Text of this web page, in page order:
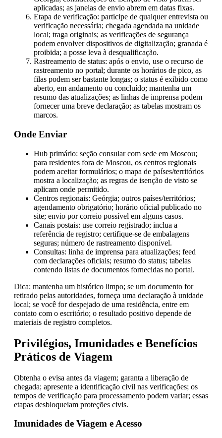
aplicadas; as janelas de envio abrem em datas fixas.
Etapa de verificação: participe de qualquer entrevista ou
verificação necessária; chegada agendada na unidade
local; traga originais; as verificações de segurança
podem envolver dispositivos de digitalização; granada é
proibida; a posse leva à desqualificação.
Rastreamento de status: após o envio, use o recurso de
rastreamento no portal; durante os horários de pico, as
filas podem ser bastante longas; o status é exibido como
aberto, em andamento ou concluído; mantenha um
resumo das atualizações; as linhas de imprensa podem
fornecer uma breve declaração; as tabelas mostram os
marcos.
Onde Enviar
Hub primário: seção consular com sede em Moscou;
para residentes fora de Moscou, os centros regionais
podem aceitar formulários; o mapa de países/territórios
mostra a localização; as regras de isenção de visto se
aplicam onde permitido.
Centros regionais: Geórgia; outros países/territórios;
agendamento obrigatório; horário oficial publicado no
site; envio por correio possível em alguns casos.
Canais postais: use correio registrado; inclua a
referência de registro; certifique-se de embalagens
seguras; número de rastreamento disponível.
Consultas: linha de imprensa para atualizações; feed
com declarações oficiais; resumo do status; tabelas
contendo listas de documentos fornecidas no portal.
Dica: mantenha um histórico limpo; se um documento for
retirado pelas autoridades, forneça uma declaração à unidade
local; se você for despejado de uma residência, entre em
contato com o escritório; o resultado positivo depende de
materiais de registro completos.
Privilégios, Imunidades e Benefícios
Práticos de Viagem
Obtenha o evisa antes da viagem; garanta a liberação de
chegada; apresente a identificação civil nas verificações; os
tempos de verificação para processamento podem variar; essas
etapas desbloqueiam proteções civis.
Imunidades de Viagem e Acesso